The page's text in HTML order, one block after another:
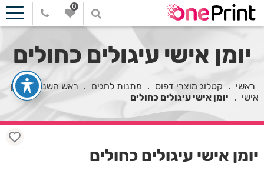
0
יומן אישי עיגולים כחולים
ראשי . קטלוג מוצרי דפוס . מתנות לחגים . ראש השנה . יומן
אישי . יומן אישי עיגולים כחולים
יומן אישי עיגולים כחולים